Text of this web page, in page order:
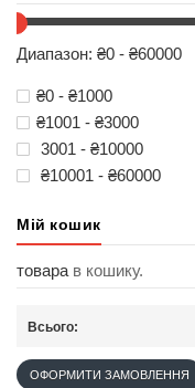
Диапазон: ₴0 - ₴60000
₴0 - ₴1000
₴1001 - ₴3000
3001 - ₴10000
₴10001 - ₴60000
Мій кошик
товара в кошику.
Всього:
ОФОРМИТИ ЗАМОВЛЕННЯ